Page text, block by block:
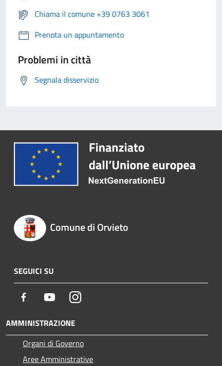
Chiama il comune +39 0763 3061
Prenota un appuntamento
Problemi in città
Segnala disservizio
Comune di Orvieto
SEGUICI SU
Facebook YoutubeInstagram
AMMINISTRAZIONE
Organi di Governo
Aree Amministrative